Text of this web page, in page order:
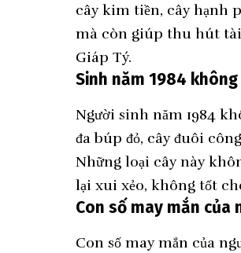
cây kim tiền, cây hạnh
mà còn giúp thu hút tài
Giáp Tý.
Sinh năm 1984
Người sinh năm 1984
đa búp đỏ, cây đuôi
Những loại cây này
lại xui xẻo, không tốt
Con số may mắn của
Con số may mắn của